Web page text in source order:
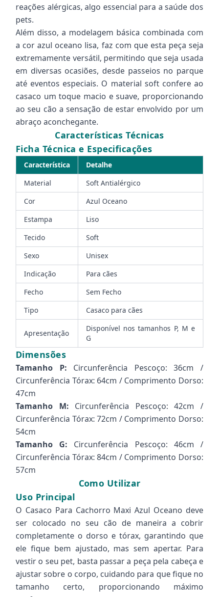
reações alérgicas, algo essencial para a saúde dos
pets.
Além disso, a modelagem básica combinada com
a cor azul oceano lisa, faz com que esta peça seja
extremamente versátil, permitindo que seja usada
em diversas ocasiões, desde passeios no parque
até eventos especiais. O material soft confere ao
casaco um toque macio e suave, proporcionando
ao seu cão a sensação de estar envolvido por um
abraço aconchegante.
Características Técnicas
Ficha Técnica e Especificações
Característica
Detalhe
Material
Soft Antialérgico
Cor
Azul Oceano
Estampa
Liso
Tecido
Soft
Sexo
Unisex
Indicação
Para cães
Fecho
Sem Fecho
Tipo
Casaco para cães
Apresentação
Disponível nos tamanhos P, M e
G
Dimensões
Tamanho P: Circunferência Pescoço: 36cm /
Circunferência Tórax: 64cm / Comprimento Dorso:
47cm
Tamanho M: Circunferência Pescoço: 42cm /
Circunferência Tórax: 72cm / Comprimento Dorso:
54cm
Tamanho G: Circunferência Pescoço: 46cm /
Circunferência Tórax: 84cm / Comprimento Dorso:
57cm
Como Utilizar
Uso Principal
O Casaco Para Cachorro Maxi Azul Oceano deve
ser colocado no seu cão de maneira a cobrir
completamente o dorso e tórax, garantindo que
ele fique bem ajustado, mas sem apertar. Para
vestir o seu pet, basta passar a peça pela cabeça e
ajustar sobre o corpo, cuidando para que fique no
tamanho certo, proporcionando máximo